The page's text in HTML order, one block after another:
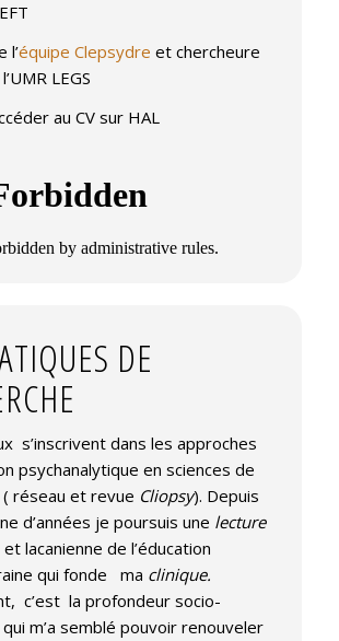
l’équipe Clepsydre et chercheure
LEGS
au CV sur HAL
DE
s’inscrivent dans les approches
psychanalytique en sciences de
( réseau et revue Cliopsy). Depuis
d’années je poursuis une lecture
lacanienne de l’éducation
qui fonde ma clinique.
c’est la profondeur socio-
m’a semblé pouvoir renouveler